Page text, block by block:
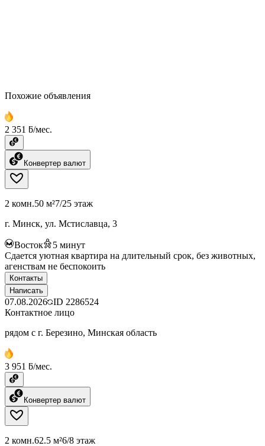
Похожие объявления
2 351 ƃ/мес.
Конвертер валют
2 комн.50 м²7/25 этаж
г. Минск, ул. Мстиславца, 3
Восток 5 минут
Сдается уютная квартира на длительный срок, без животных,
агенствам не беспокоить
Контакты
Написать
07.08.2026 ID 2286524
Контактное лицо
рядом с г. Березино, Минская область
3 951 ƃ/мес.
Конвертер валют
2 комн.62.5 м²6/8 этаж